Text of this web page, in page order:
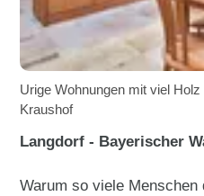
Urige Wohnungen mit viel
Kraushof
Langdorf - Bayerischer
Warum so viele